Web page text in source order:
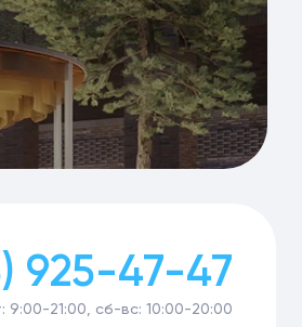
925-47-47
9:00-21:00, сб-вс: 10:00-20:00